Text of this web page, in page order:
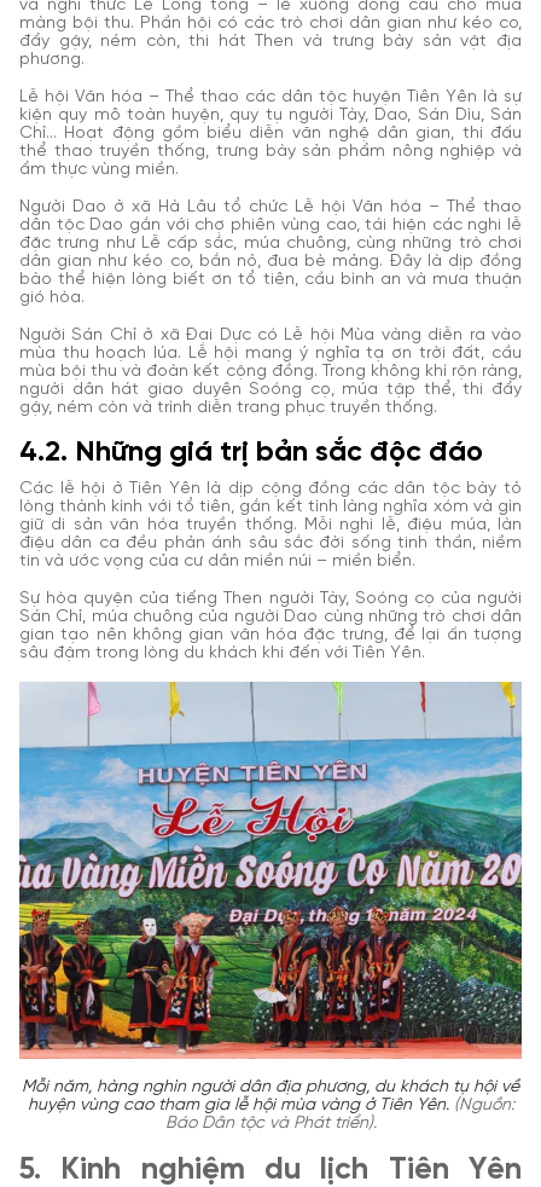
và nghi thức Lễ Lồng tồng – lễ xuống đồng cầu cho mùa
màng bội thu. Phần hội có các trò chơi dân gian như kéo co,
đẩy gậy, ném còn, thi hát Then và trưng bày sản vật địa
phương.
Lễ hội Văn hóa – Thể thao các dân tộc huyện Tiên Yên là sự
kiện quy mô toàn huyện, quy tụ người Tày, Dao, Sán Dìu, Sán
Chỉ... Hoạt động gồm biểu diễn văn nghệ dân gian, thi đấu
thể thao truyền thống, trưng bày sản phẩm nông nghiệp và
ẩm thực vùng miền.
Người Dao ở xã Hà Lâu tổ chức Lễ hội Văn hóa – Thể thao
dân tộc Dao gắn với chợ phiên vùng cao, tái hiện các nghi lễ
đặc trưng như Lễ cấp sắc, múa chuông, cùng những trò chơi
dân gian như kéo co, bắn nỏ, đua bè mảng. Đây là dịp đồng
bào thể hiện lòng biết ơn tổ tiên, cầu bình an và mưa thuận
gió hòa.
Người Sán Chỉ ở xã Đại Dực có Lễ hội Mùa vàng diễn ra vào
mùa thu hoạch lúa. Lễ hội mang ý nghĩa tạ ơn trời đất, cầu
mùa bội thu và đoàn kết cộng đồng. Trong không khí rộn ràng,
người dân hát giao duyên Soóng cọ, múa tập thể, thi đẩy
gậy, ném còn và trình diễn trang phục truyền thống.
4.2. Những giá trị bản sắc độc đáo
Các lễ hội ở Tiên Yên là dịp cộng đồng các dân tộc bày tỏ
lòng thành kính với tổ tiên, gắn kết tình làng nghĩa xóm và gìn
giữ di sản văn hóa truyền thống. Mỗi nghi lễ, điệu múa, làn
điệu dân ca đều phản ánh sâu sắc đời sống tinh thần, niềm
tin và ước vọng của cư dân miền núi – miền biển.
Sự hòa quyện của tiếng Then người Tày, Soóng cọ của người
Sán Chỉ, múa chuông của người Dao cùng những trò chơi dân
gian tạo nên không gian văn hóa đặc trưng, để lại ấn tượng
sâu đậm trong lòng du khách khi đến với Tiên Yên.
Mỗi năm, hàng nghìn người dân địa phương, du khách tụ hội về
huyện vùng cao tham gia lễ hội mùa vàng ở Tiên Yên. (Nguồn:
Báo Dân tộc và Phát triển).
5. Kinh nghiệm du lịch Tiên Yên